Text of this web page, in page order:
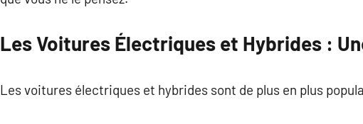
Les Voitures Électriques et Hybrides :
Les voitures électriques et hybrides sont de plus en plus